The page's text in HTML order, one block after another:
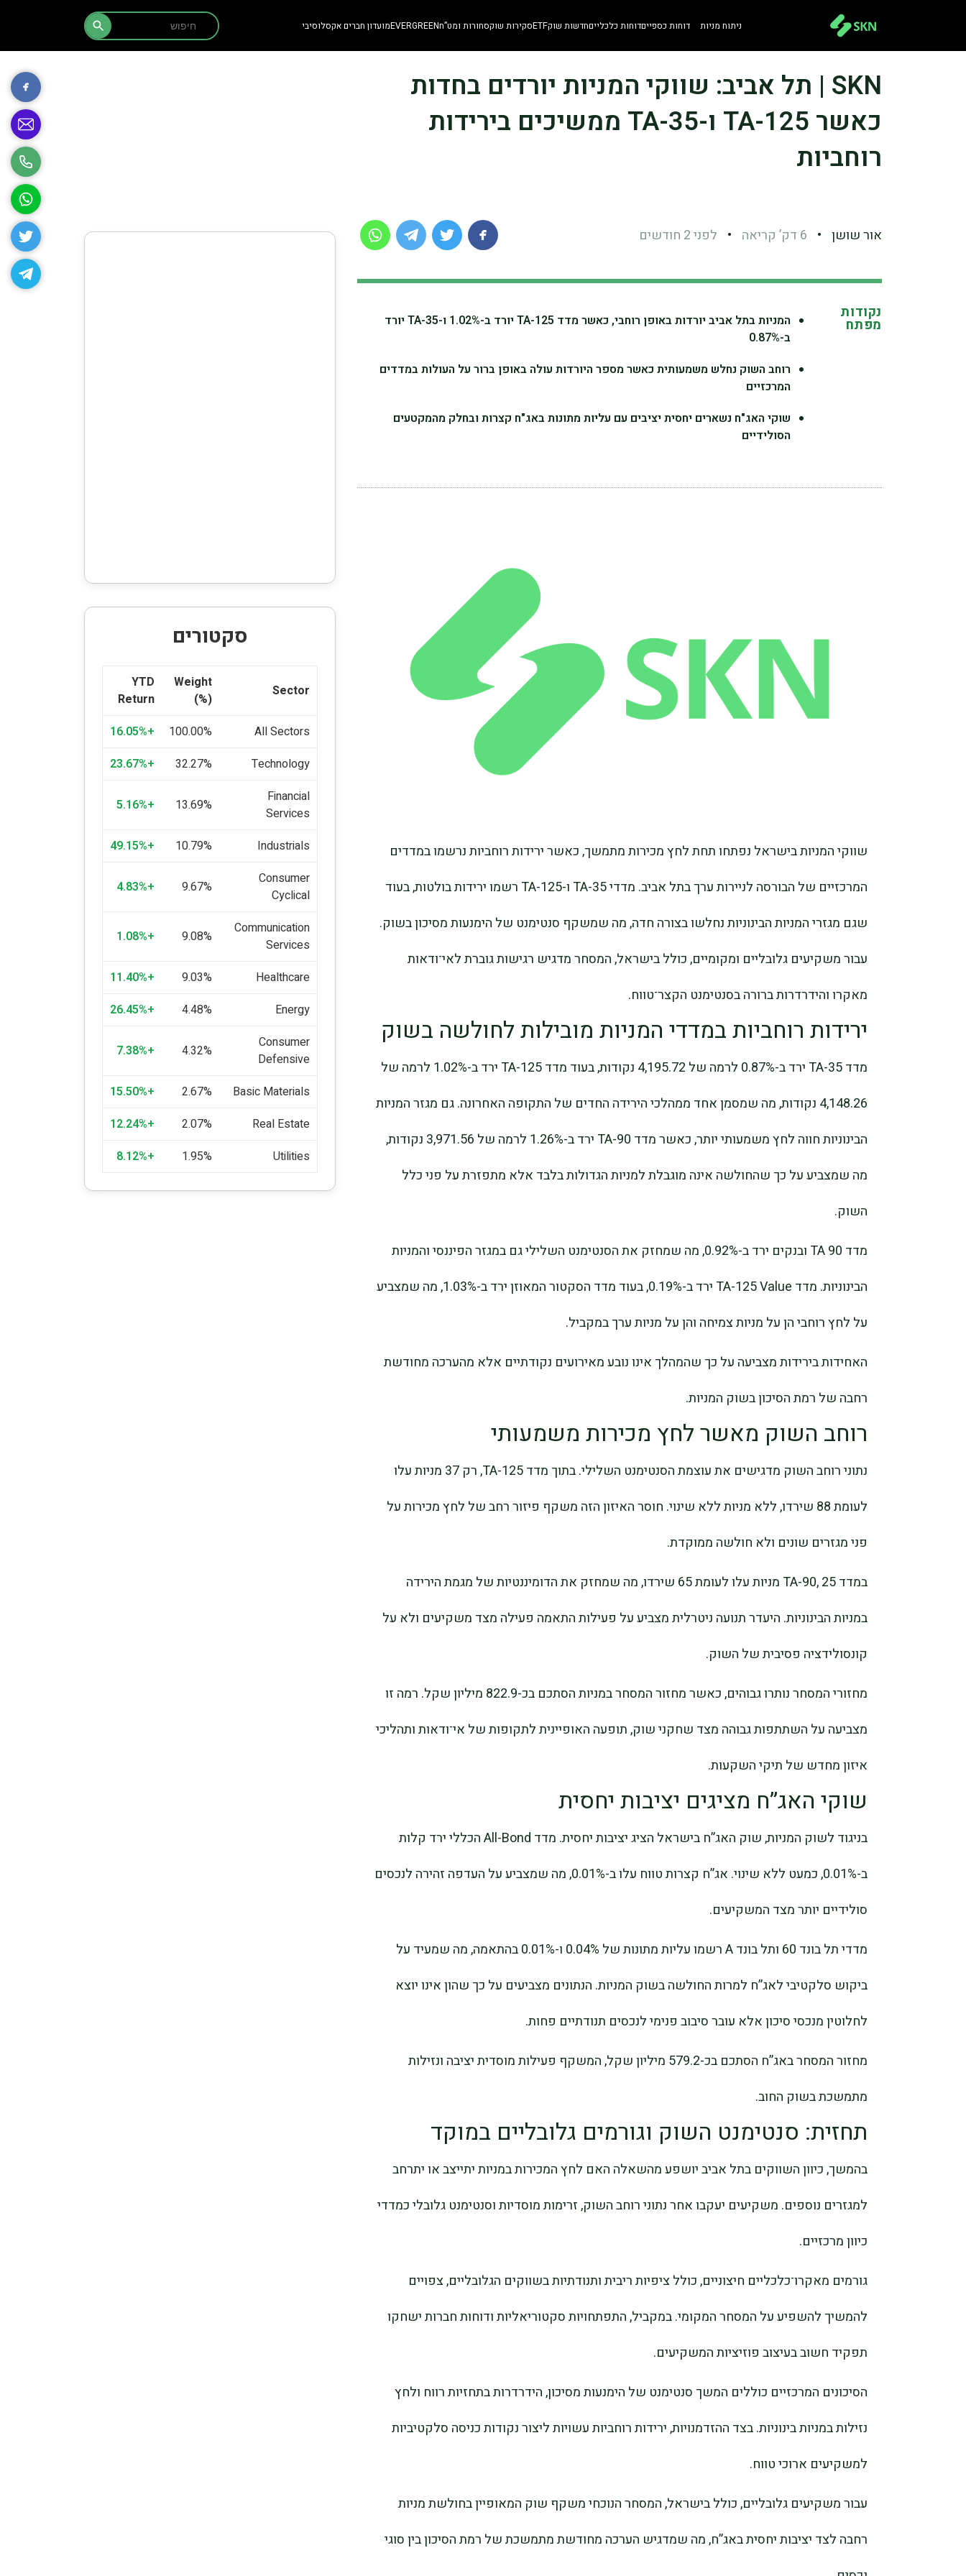
ניתוח מניות דוחות כספייםדוחות כלכלייםחדשות שוקETFסקירות שוקסחורות ומט”חEVERGREENמועדון חברים אקסלוסיבי Search
for:
Search Button
SKN | תל אביב: שווקי המניות יורדים בחדות
כאשר TA-125 ו-TA-35 ממשיכים בירידות
רוחביות
אור שושן • 6 דק’ קריאה • לפני 2 חודשים
נקודות
מפתח
המניות בתל אביב יורדות באופן רוחבי, כאשר מדד TA-125 יורד ב-1.02% ו-TA-35 יורד
ב-0.87%
רוחב השוק נחלש משמעותית כאשר מספר היורדות עולה באופן ברור על העולות במדדים
המרכזיים
שוקי האג"ח נשארים יחסית יציבים עם עליות מתונות באג"ח קצרות ובחלק מהמקטעים
הסולידיים
שווקי המניות בישראל נפתחו תחת לחץ מכירות מתמשך, כאשר ירידות רוחביות נרשמו במדדים
המרכזיים של הבורסה לניירות ערך בתל אביב. מדדי TA-35 ו-TA-125 רשמו ירידות בולטות, בעוד
שגם מגזרי המניות הבינוניות נחלשו בצורה חדה, מה שמשקף סנטימנט של הימנעות מסיכון בשוק.
עבור משקיעים גלובליים ומקומיים, כולל בישראל, המסחר מדגיש רגישות גוברת לאי־ודאות
מאקרו והידרדרות ברורה בסנטימנט הקצר־טווח.
ירידות רוחביות במדדי המניות מובילות לחולשה בשוק
מדד TA-35 ירד ב-0.87% לרמה של 4,195.72 נקודות, בעוד מדד TA-125 ירד ב-1.02% לרמה של
4,148.26 נקודות, מה שמסמן אחד ממהלכי הירידה החדים של התקופה האחרונה. גם מגזר המניות
הבינוניות חווה לחץ משמעותי יותר, כאשר מדד TA-90 ירד ב-1.26% לרמה של 3,971.56 נקודות,
מה שמצביע על כך שהחולשה אינה מוגבלת למניות הגדולות בלבד אלא מתפזרת על פני כלל
השוק.
מדד TA 90 ובנקים ירד ב-0.92%, מה שמחזק את הסנטימנט השלילי גם במגזר הפיננסי והמניות
הבינוניות. מדד TA-125 Value ירד ב-0.19%, בעוד מדד הסקטור המאוזן ירד ב-1.03%, מה שמצביע
על לחץ רוחבי הן על מניות צמיחה והן על מניות ערך במקביל.
האחידות בירידות מצביעה על כך שהמהלך אינו נובע מאירועים נקודתיים אלא מהערכה מחודשת
רחבה של רמת הסיכון בשוק המניות.
רוחב השוק מאשר לחץ מכירות משמעותי
נתוני רוחב השוק מדגישים את עוצמת הסנטימנט השלילי. בתוך מדד TA-125, רק 37 מניות עלו
לעומת 88 שירדו, ללא מניות ללא שינוי. חוסר האיזון הזה משקף פיזור רחב של לחץ מכירות על
פני מגזרים שונים ולא חולשה ממוקדת.
במדד TA-90, 25 מניות עלו לעומת 65 שירדו, מה שמחזק את הדומיננטיות של מגמת הירידה
במניות הבינוניות. היעדר תנועה ניטרלית מצביע על פעילות התאמה פעילה מצד משקיעים ולא על
קונסולידציה פסיבית של השוק.
מחזורי המסחר נותרו גבוהים, כאשר מחזור המסחר במניות הסתכם בכ-822.9 מיליון שקל. רמה זו
מצביעה על השתתפות גבוהה מצד שחקני שוק, תופעה האופיינית לתקופות של אי־ודאות ותהליכי
איזון מחדש של תיקי השקעות.
שוקי האג”ח מציגים יציבות יחסית
בניגוד לשוק המניות, שוק האג”ח בישראל הציג יציבות יחסית. מדד All-Bond הכללי ירד קלות
ב-0.01%, כמעט ללא שינוי. אג”ח קצרות טווח עלו ב-0.01%, מה שמצביע על העדפה זהירה לנכסים
סולידיים יותר מצד המשקיעים.
מדדי תל בונד 60 ותל בונד A רשמו עליות מתונות של 0.04% ו-0.01% בהתאמה, מה שמעיד על
ביקוש סלקטיבי לאג”ח למרות החולשה בשוק המניות. הנתונים מצביעים על כך שהון אינו יוצא
לחלוטין מנכסי סיכון אלא עובר סיבוב פנימי לנכסים תנודתיים פחות.
מחזור המסחר באג”ח הסתכם בכ-579.2 מיליון שקל, המשקף פעילות מוסדית יציבה ונזילות
מתמשכת בשוק החוב.
תחזית: סנטימנט השוק וגורמים גלובליים במוקד
בהמשך, כיוון השווקים בתל אביב יושפע מהשאלה האם לחץ המכירות במניות יתייצב או יתרחב
למגזרים נוספים. משקיעים יעקבו אחר נתוני רוחב השוק, זרימות מוסדיות וסנטימנט גלובלי כמדדי
כיוון מרכזיים.
גורמים מאקרו־כלכליים חיצוניים, כולל ציפיות ריבית ותנודתיות בשווקים הגלובליים, צפויים
להמשיך להשפיע על המסחר המקומי. במקביל, התפתחויות סקטוריאליות ודוחות חברות ישחקו
תפקיד חשוב בעיצוב פוזיציות המשקיעים.
הסיכונים המרכזיים כוללים המשך סנטימנט של הימנעות מסיכון, הידרדרות בתחזיות רווח ולחץ
נזילות במניות בינוניות. בצד ההזדמנויות, ירידות רוחביות עשויות ליצור נקודות כניסה סלקטיביות
למשקיעים ארוכי טווח.
עבור משקיעים גלובליים, כולל בישראל, המסחר הנוכחי משקף שוק המאופיין בחולשת מניות
רחבה לצד יציבות יחסית באג”ח, מה שמדגיש הערכה מחודשת מתמשכת של רמת הסיכון בין סוגי
סקטורים
Sector
Weight
(%)
YTD
Return
All Sectors
100.00%
+16.05%
Technology
32.27%
+23.67%
Financial
Services
13.69%
+5.16%
Industrials
10.79%
+49.15%
Consumer
Cyclical
9.67%
+4.83%
Communication
Services
9.08%
+1.08%
Healthcare
9.03%
+11.40%
Energy
4.48%
+26.45%
Consumer
Defensive
4.32%
+7.38%
Basic Materials
2.67%
+15.50%
Real Estate
2.07%
+12.24%
Utilities
1.95%
+8.12%